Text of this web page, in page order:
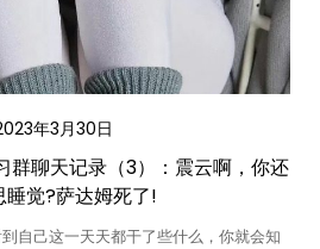
年3月30日
聊天记录（3）：震云啊，你还
睡觉?萨达姆死了!
自己这一天天都干了些什么，你就会知